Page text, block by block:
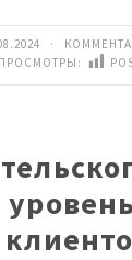
·